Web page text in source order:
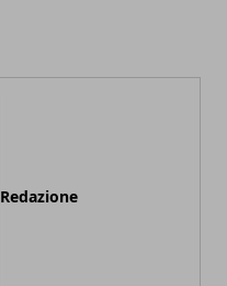
Redazione